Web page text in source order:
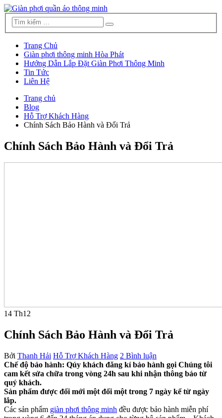
Trang Chủ
Giàn phơi thông minh Hòa Phát
Hướng Dẫn Lắp Đặt Giàn Phơi Thông Minh
Tin Tức
Liên Hệ
Trang chủ
Blog
Hỗ Trợ Khách Hàng
Chính Sách Bảo Hành và Đổi Trả
Chính Sách Bảo Hành và Đổi Trả
14 Th12
Chính Sách Bảo Hành và Đổi Trả
Bởi Thanh Hải Hỗ Trợ Khách Hàng 2 Bình luận
Chế độ bảo hành: Qúy khách đăng kí bảo hành gọi Chúng tôi
cam kết sửa chữa trong vòng 24h sau khi nhận thông báo từ
quý khách.
Sản phẩm được đổi mới một đổi một trong 7 ngày kể từ ngày
lắp.
Các sản phẩm giàn phơi thông minh đều được bảo hành miễn phí